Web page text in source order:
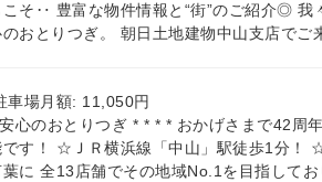
そ‥ 豊富な物件情報と“街”のご紹介◎
おとりつぎ。 朝日土地建物中山支店でご
車場月額: 11,050円
心のおとりつぎ * * * * おかげさまで42周
です！ ☆ＪＲ横浜線「中山」駅徒歩1分！
に 全13店舗でその地域No.1を目指して